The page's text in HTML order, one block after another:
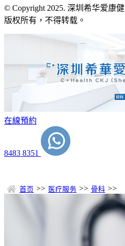
© Copyright 2025. 深圳希华爱康健
版权所有，不得转载。
在線預約
8483 8351
首页 >> 医疗服务 >> 骨科 >>